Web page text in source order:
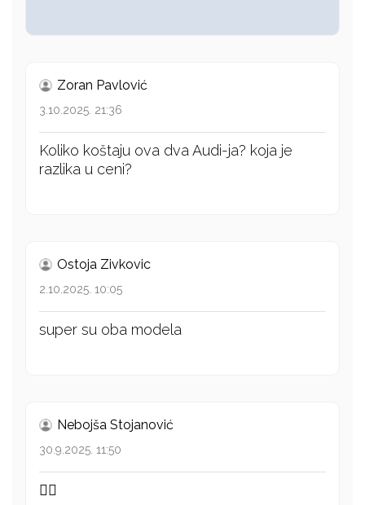
Zoran Pavlović
3.10.2025. 21:36
Koliko koštaju ova dva Audi-ja? koja je
razlika u ceni?
Ostoja Zivkovic
2.10.2025. 10:05
super su oba modela
Nebojša Stojanović
30.9.2025. 11:50
👍🏻